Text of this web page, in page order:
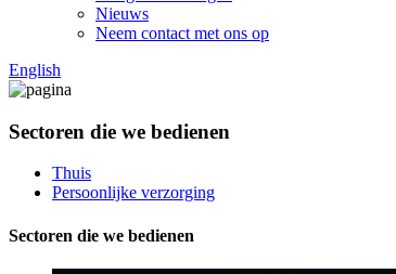
Nieuws
Neem contact met ons op
English
Sectoren die we bedienen
Thuis
Persoonlijke verzorging
Sectoren die we bedienen